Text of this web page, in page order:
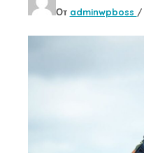
От adminwpboss /